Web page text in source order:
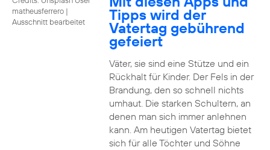
matheusferrero |
Ausschnitt bearbeitet
Tipps wird der
Vatertag gebührend
gefeiert
Väter, sie sind eine Stütze und ein
Rückhalt für Kinder. Der Fels in der
Brandung, den so schnell nichts
umhaut. Die starken Schultern, an
denen man sich immer anlehnen
kann. Am heutigen Vatertag bietet
sich für alle Töchter und Söhne